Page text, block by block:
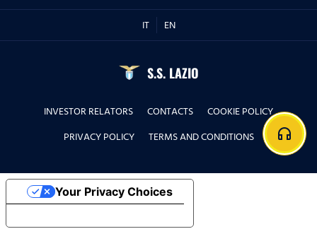
IT EN
S.S. LAZIO
INVESTOR RELATORS CONTACTS
COOKIE POLICY
PRIVACY POLICY
TERMS AND CONDITIONS headphones
Your Privacy Choices